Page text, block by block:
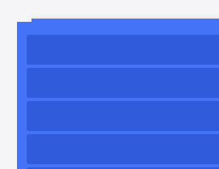
متحرک: شهر مرده ۳
۲ (زیرنویس) منتشر شد